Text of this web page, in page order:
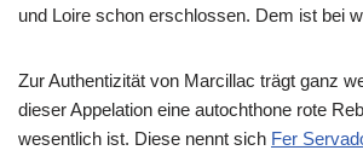
und Loire schon erschlossen. Dem ist bei
Zur Authentizität von Marcillac trägt ganz
dieser Appelation eine autochthone rote
wesentlich ist. Diese nennt sich Fer